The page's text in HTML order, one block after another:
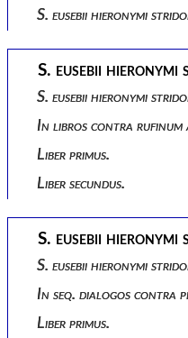
S. eusebii hieronymi
S. eusebii
S. eusebii hieronymi
In libros contra rufinum
Liber primus.
Liber secundus.
S. eusebii
S. eusebii hieronymi
In seq. dialogos contra
Liber primus.